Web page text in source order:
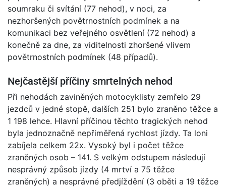
soumraku či svítání (77 nehod), v noci, za
nezhoršených povětrnostních podmínek a na
komunikaci bez veřejného osvětlení (72 nehod) a
konečně za dne, za viditelnosti zhoršené vlivem
povětrnostních podmínek (48 případů).
Nejčastější příčiny smrtelných nehod
Při nehodách zaviněných motocyklisty zemřelo 29
jezdců v jedné stopě, dalších 251 bylo zraněno těžce a
1 198 lehce. Hlavní příčinou těchto tragických nehod
byla jednoznačně nepřiměřená rychlost jízdy. Ta loni
zabíjela celkem 22x. Vysoký byl i počet těžce
zraněných osob – 141. S velkým odstupem následují
nesprávný způsob jízdy (4 mrtví a 75 těžce
zraněných) a nesprávné předjíždění (3 oběti a 19 těžce